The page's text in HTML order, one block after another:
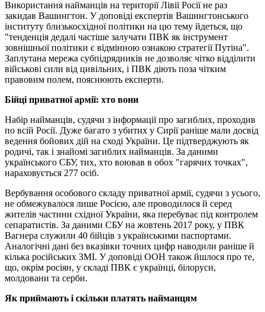
Використання найманців на території Лівії Росії не раз
закидав Вашингтон. У доповіді експертів Вашингтонського
інституту близькосхідної політики на цю тему йдеться, що
"тенденція дедалі частіше залучати ПВК як інструмент
зовнішньої політики є відмінною ознакою стратегії Путіна".
Заплутана мережа субпідрядників не дозволяє чітко відділити
військові сили від цивільних, і ПВК діють поза чітким
правовим полем, пояснюють експерти.
Бійці приватної армії: хто вони
Набір найманців, судячи з інформації про загиблих, проходив
по всій Росії. Дуже багато з убитих у Сирії раніше мали досвід
ведення бойових дій на сході України. Це підтверджують як
родичі, так і знайомі загиблих найманців. За даними
українського СБУ, тих, хто воював в обох "гарячих точках",
нараховується 277 осіб.
Вербування особового складу приватної армії, судячи з усього,
не обмежувалося лише Росією, але проводилося й серед
жителів частини східної України, яка перебуває під контролем
сепаратистів. За даними СБУ на жовтень 2017 року, у ПВК
Вагнера служили 40 бійців з українськими паспортами.
Аналогічні дані без вказівки точних цифр наводили раніше й
кілька російських ЗМІ. У доповіді ООН також йшлося про те,
що, окрім росіян, у складі ПВК є українці, білоруси,
молдовани та серби.
Як приймають і скільки платять найманцям